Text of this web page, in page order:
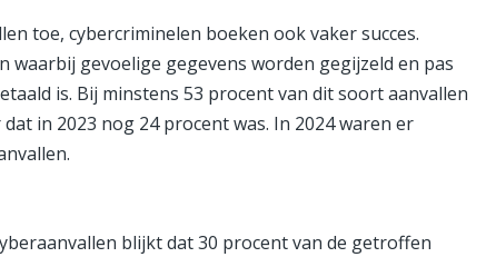
toe, cybercriminelen boeken ook vaker succes.
waarbij gevoelige gegevens worden gegijzeld en pas
is. Bij minstens 53 procent van dit soort aanvallen
in 2023 nog 24 procent was. In 2024 waren er
blijkt dat 30 procent van de getroffen